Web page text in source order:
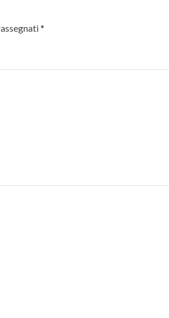
*